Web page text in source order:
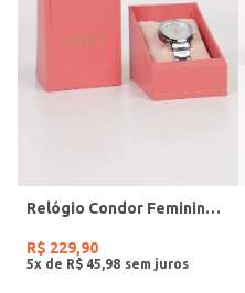
Relógio Condor Feminino PRATA
R$ 229,90
5x de R$ 45 98